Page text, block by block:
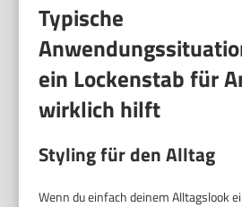
Typische
ein Lockenstab für
wirklich hilft
Styling für den Alltag
Wenn du einfach deinem Alltagslook